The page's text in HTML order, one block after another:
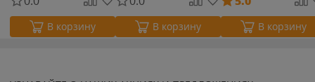
В корзину В корзину В корзину